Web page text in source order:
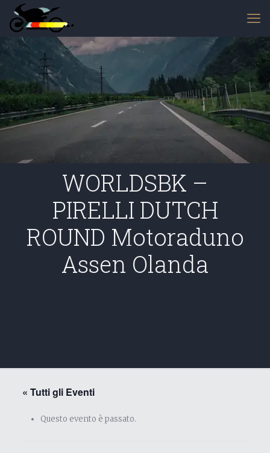
WORLDSBK –
PIRELLI DUTCH
ROUND Motoraduno
Assen Olanda
« Tutti gli Eventi
Questo evento è passato.